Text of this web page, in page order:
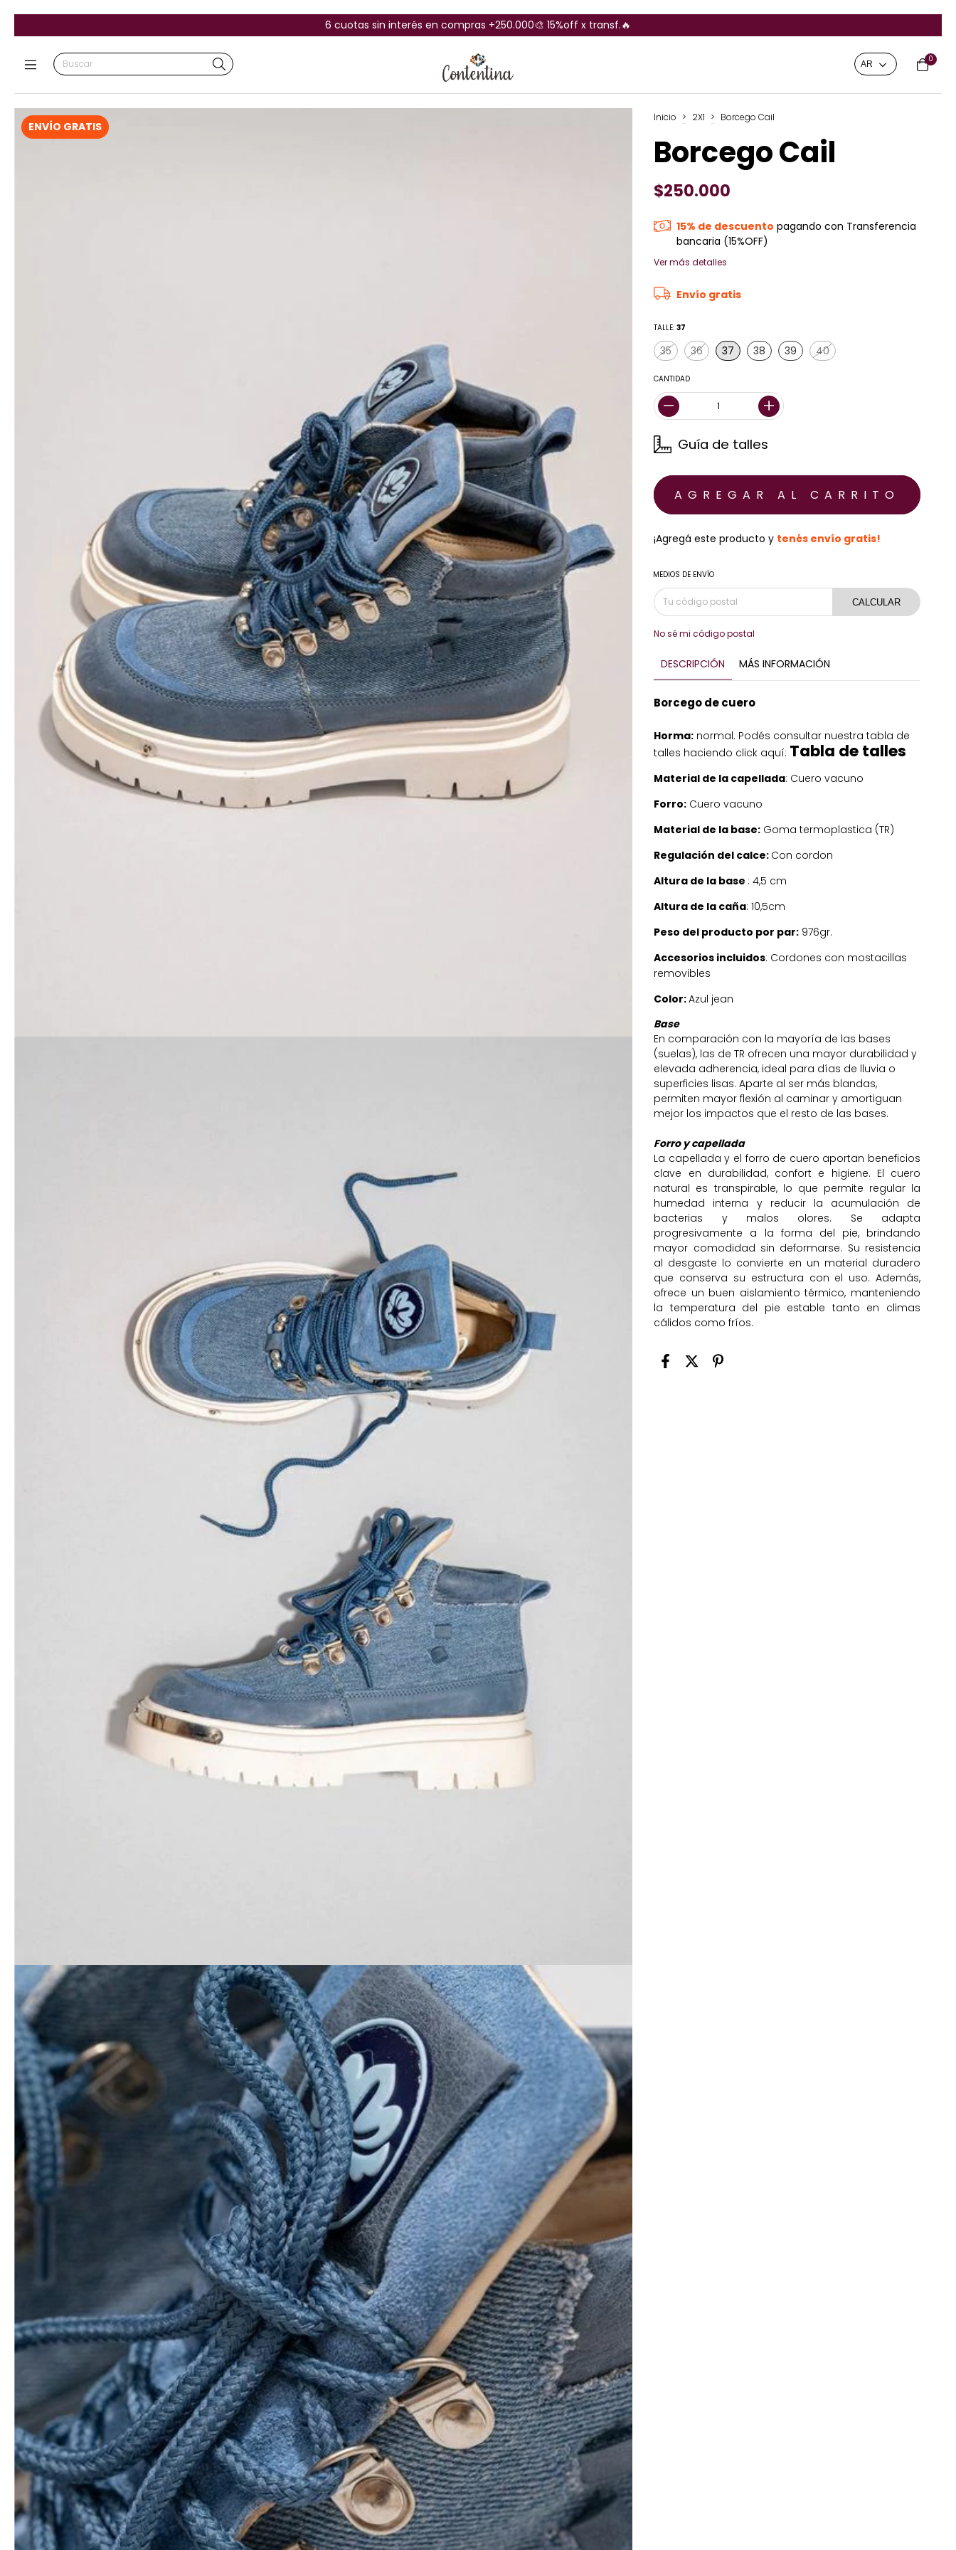
6 cuotas sin interés en compras +250.000🎨 15%off x transf.🔥
0
ENVÍO GRATIS
Inicio > 2X1 > Borcego Cail
Borcego Cail
$250.000
15% de descuento pagando con Transferencia
bancaria (15%OFF)
Ver más detalles
Envío gratis
TALLE:37
35 36 37 38 39 40
CANTIDAD
Guía de talles
¡Agregá este producto y tenés envío gratis!
MEDIOS DE ENVÍO
CALCULAR
No sé mi código postal
DESCRIPCIÓN MÁS INFORMACIÓN
Borcego de cuero
Horma: normal. Podés consultar nuestra tabla de
talles haciendo click aquí: Tabla de talles
Material de la capellada: Cuero vacuno
Forro: Cuero vacuno
Material de la base: Goma termoplastica (TR)
Regulación del calce: Con cordon
Altura de la base : 4,5 cm
Altura de la caña: 10,5cm
Peso del producto por par: 976gr.
Accesorios incluidos: Cordones con mostacillas
removibles
Color:Azul jean
Base
En comparación con la mayoría de las bases
(suelas), las de TR ofrecen una mayor durabilidad y
elevada adherencia, ideal para días de lluvia o
superficies lisas. Aparte al ser más blandas,
permiten mayor flexión al caminar y amortiguan
mejor los impactos que el resto de las bases.
Forro y capellada
La capellada y el forro de cuero aportan beneficios
clave en durabilidad, confort e higiene. El cuero
natural es transpirable, lo que permite regular la
humedad interna y reducir la acumulación de
bacterias y malos olores. Se adapta
progresivamente a la forma del pie, brindando
mayor comodidad sin deformarse. Su resistencia
al desgaste lo convierte en un material duradero
que conserva su estructura con el uso. Además,
ofrece un buen aislamiento térmico, manteniendo
la temperatura del pie estable tanto en climas
cálidos como fríos.